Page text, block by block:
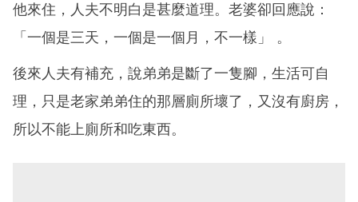
他來住，人夫不明白是甚麼道理。老婆卻回應說：
「一個是三天，一個是一個月，不一樣」 。
後來人夫有補充，說弟弟是斷了一隻腳，生活可自
理，只是老家弟弟住的那層廁所壞了，又沒有廚房，
所以不能上廁所和吃東西。